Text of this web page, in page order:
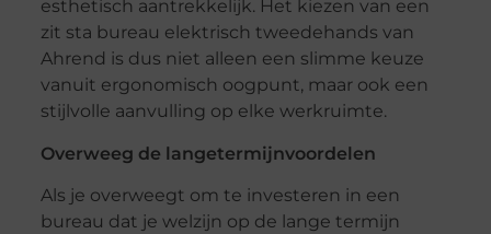
esthetisch aantrekkelijk. Het kiezen van een
zit sta bureau elektrisch tweedehands van
Ahrend is dus niet alleen een slimme keuze
vanuit ergonomisch oogpunt, maar ook een
stijlvolle aanvulling op elke werkruimte.
Overweeg de langetermijnvoordelen
Als je overweegt om te investeren in een
bureau dat je welzijn op de lange termijn